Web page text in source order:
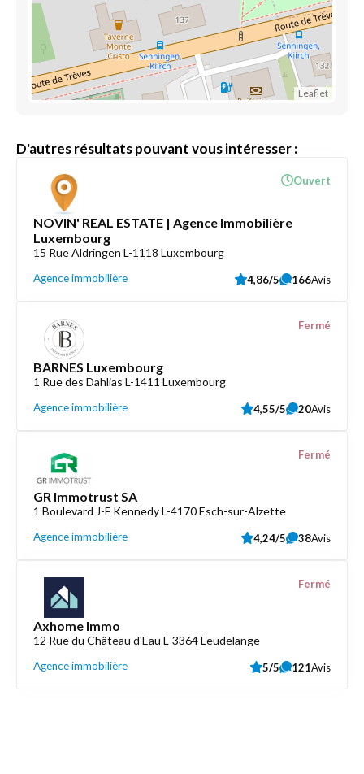
Leaflet
D'autres résultats pouvant vous intéresser :
NOVIN' REAL ESTATE | Agence Immobilière
Luxembourg
15 Rue Aldringen L-1118 Luxembourg
Agence immobilière
Ouvert
4,86/5 166Avis
BARNES Luxembourg
1 Rue des Dahlias L-1411 Luxembourg
Agence immobilière
Fermé
4,55/5 20Avis
GR Immotrust SA
1 Boulevard J-F Kennedy L-4170 Esch-sur-Alzette
Agence immobilière
Fermé
4,24/5 38Avis
Axhome Immo
12 Rue du Château d'Eau L-3364 Leudelange
Agence immobilière
Fermé
5/5 121Avis